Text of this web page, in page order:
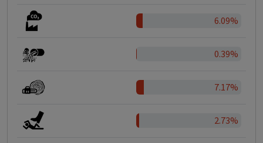
6.09%
0.39%
7.17%
2.73%